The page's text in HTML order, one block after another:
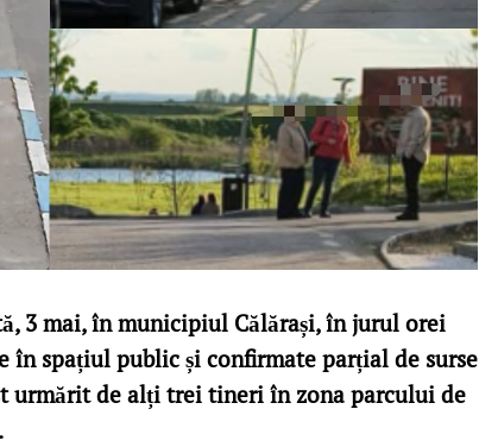
3 mai, în municipiul Călărași, în jurul orei
spațiul public și confirmate parțial de surse
urmărit de alți trei tineri în zona parcului de